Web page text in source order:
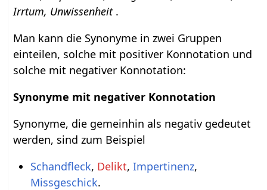
Irrtum, Unwissenheit .
Man kann die Synonyme in zwei Gruppen
einteilen, solche mit positiver Konnotation und
solche mit negativer Konnotation:
Synonyme mit negativer Konnotation
Synonyme, die gemeinhin als negativ gedeutet
werden, sind zum Beispiel
Schandfleck, Delikt, Impertinenz,
Missgeschick.